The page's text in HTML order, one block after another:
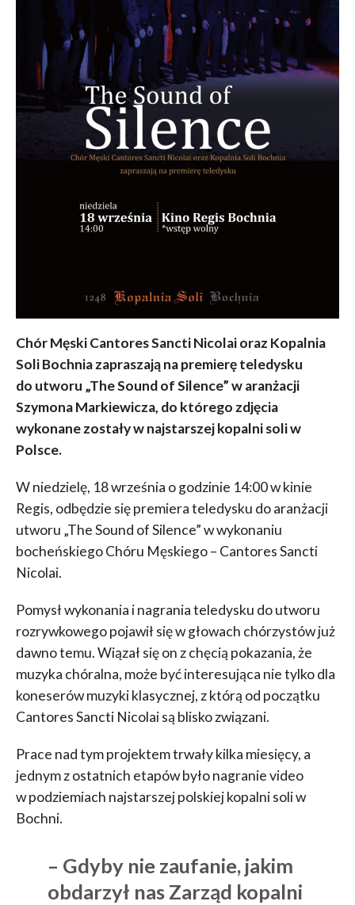
Chór Męski Cantores Sancti Nicolai oraz Kopalnia
Soli Bochnia zapraszają na premierę teledysku
do utworu „The Sound of Silence” w aranżacji
Szymona Markiewicza, do którego zdjęcia
wykonane zostały w najstarszej kopalni soli w
Polsce.
W niedzielę, 18 września o godzinie 14:00 w kinie
Regis, odbędzie się premiera teledysku do aranżacji
utworu „The Sound of Silence” w wykonaniu
bocheńskiego Chóru Męskiego – Cantores Sancti
Nicolai.
Pomysł wykonania i nagrania teledysku do utworu
rozrywkowego pojawił się w głowach chórzystów już
dawno temu. Wiązał się on z chęcią pokazania, że
muzyka chóralna, może być interesująca nie tylko dla
koneserów muzyki klasycznej, z którą od początku
Cantores Sancti Nicolai są blisko związani.
Prace nad tym projektem trwały kilka miesięcy, a
jednym z ostatnich etapów było nagranie video
w podziemiach najstarszej polskiej kopalni soli w
Bochni.
– Gdyby nie zaufanie, jakim
obdarzył nas Zarząd kopalni